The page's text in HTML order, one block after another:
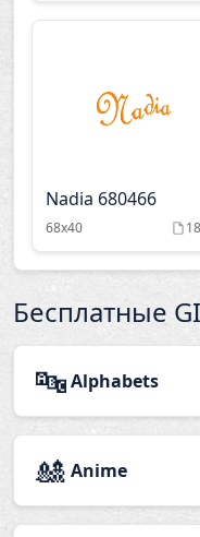
Nadia 680466
68x40
Бесплатные
🔤Alphabets
🎎 Anime